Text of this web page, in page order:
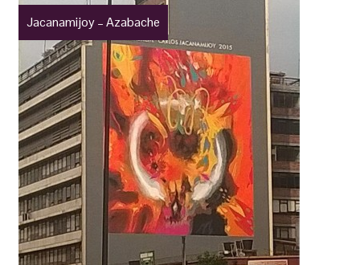
Jacanamijoy – Azabache